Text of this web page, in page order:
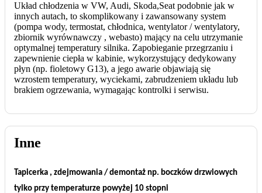
Układ chłodzenia w VW, Audi, Skoda,Seat podobnie jak w
innych autach, to skomplikowany i zawansowany system
(pompa wody, termostat, chłodnica, wentylator / wentylatory,
zbiornik wyrównawczy , webasto) mający na celu utrzymanie
optymalnej temperatury silnika. Zapobieganie przegrzaniu i
zapewnienie ciepła w kabinie, wykorzystujący dedykowany
płyn (np. fioletowy G13), a jego awarie objawiają się
wzrostem temperatury, wyciekami, zabrudzeniem układu lub
brakiem ogrzewania, wymagając kontrolki i serwisu.
Inne
Tapicerka , zdejmowania / demontaż np. boczków drzwiowych
tylko przy temperaturze powyżej 10 stopni